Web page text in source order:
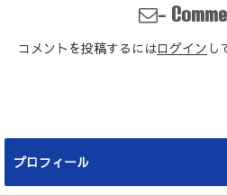
-
コメントを投稿するにはログイン し
プロフィール